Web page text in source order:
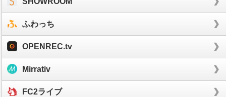
ふわっち
OPENREC.tv
Mirrativ
FC2ライブ